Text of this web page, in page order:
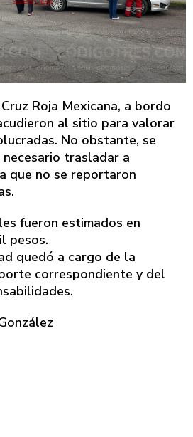
Roja Mexicana, a bordo
al sitio para valorar
No obstante, se
trasladar a
que no se reportaron
fueron estimados en
pesos.
quedó a cargo de la
correspondiente y del